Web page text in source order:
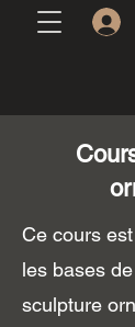
Ce cours
les bases
sculpture